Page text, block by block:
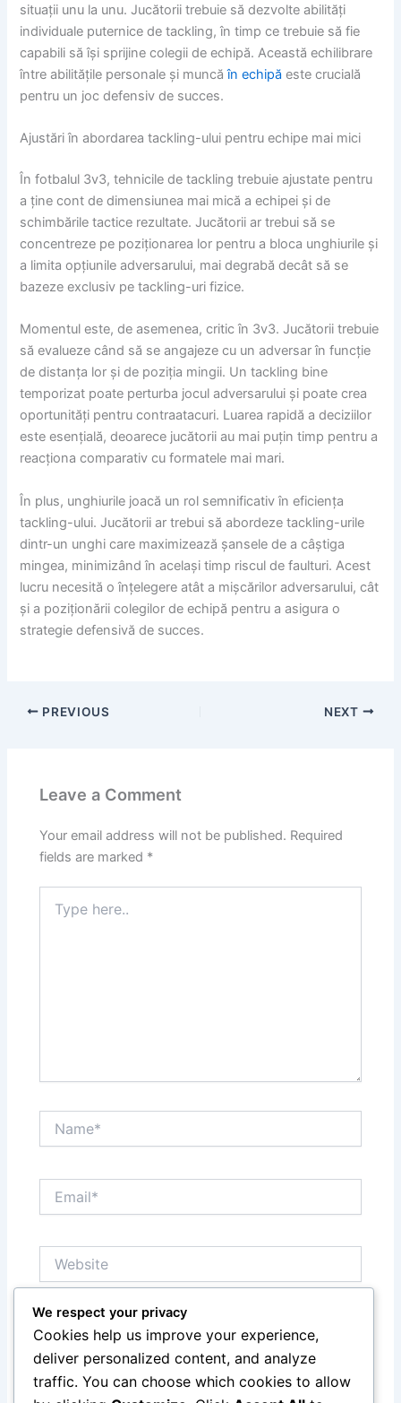
situații unu la unu. Jucătorii trebuie să dezvolte abilități
individuale puternice de tackling, în timp ce trebuie să fie
capabili să își sprijine colegii de echipă. Această echilibrare
între abilitățile personale și muncăîn echipă este crucială
pentru un joc defensiv de succes.
Ajustări în abordarea tackling-ului pentru echipe mai mici
În fotbalul 3v3, tehnicile de tackling trebuie ajustate pentru
a ține cont de dimensiunea mai mică a echipei și de
schimbările tactice rezultate. Jucătorii ar trebui să se
concentreze pe poziționarea lor pentru a bloca unghiurile și
a limita opțiunile adversarului, mai degrabă decât să se
bazeze exclusiv pe tackling-uri fizice.
Momentul este, de asemenea, critic în 3v3. Jucătorii trebuie
să evalueze când să se angajeze cu un adversar în funcție
de distanța lor și de poziția mingii. Un tackling bine
temporizat poate perturba jocul adversarului și poate crea
oportunități pentru contraatacuri. Luarea rapidă a deciziilor
este esențială, deoarece jucătorii au mai puțin timp pentru a
reacționa comparativ cu formatele mai mari.
În plus, unghiurile joacă un rol semnificativ în eficiența
tackling-ului. Jucătorii ar trebui să abordeze tackling-urile
dintr-un unghi care maximizează șansele de a câștiga
mingea, minimizând în același timp riscul de faulturi. Acest
lucru necesită o înțelegere atât a mișcărilor adversarului, cât
și a poziționării colegilor de echipă pentru a asigura o
strategie defensivă de succes.
PREVIOUS NEXT
Leave a Comment
Your email address will not be published. Required
fields are marked *
here..
Save my name, email, and website in this browser
for the next time I comment.
We respect your privacy
Cookies help us improve your experience,
deliver personalized content, and analyze
traffic. You can choose which cookies to allow